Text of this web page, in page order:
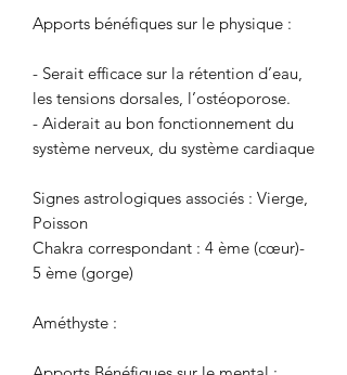
Apports bénéfiques sur le physique :
- Serait efficace sur la rétention d’eau,
les tensions dorsales, l’ostéoporose.
- Aiderait au bon fonctionnement du
système nerveux, du système cardiaque
Signes astrologiques associés : Vierge,
Poisson
Chakra correspondant : 4 ème (cœur)-
5 ème (gorge)
Améthyste :